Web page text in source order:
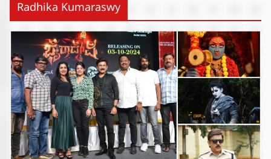
Radhika Kumaraswy